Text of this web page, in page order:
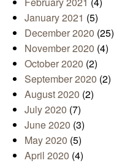
January 2021 (5)
December 2020 (25)
November 2020 (4)
October 2020 (2)
September 2020 (2)
August 2020 (2)
July 2020 (7)
June 2020 (3)
May 2020 (5)
April 2020 (4)